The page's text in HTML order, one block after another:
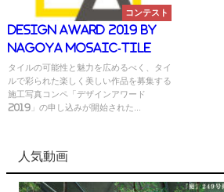
コンテスト
DESIGN AWARD 2019 by
Nagoya Mosaic-Tile
タイルの可能性と魅力を広めるべく、タイ
ルで彩られた楽しく美しい作品を募集する
施工写真コンペ「デザインアワード
2019」の申し込みが開始された...
人気動画